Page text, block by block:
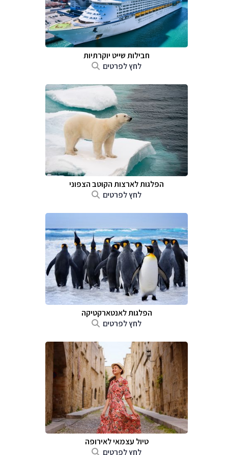
חבילות שייט יוקרתיות
לחץ לפרטים
הפלגות לארצות הקוטב הצפוני
לחץ לפרטים
הפלגות לאנטארקטיקה
לחץ לפרטים
טיול עצמאי לאירופה
לחץ לפרטים